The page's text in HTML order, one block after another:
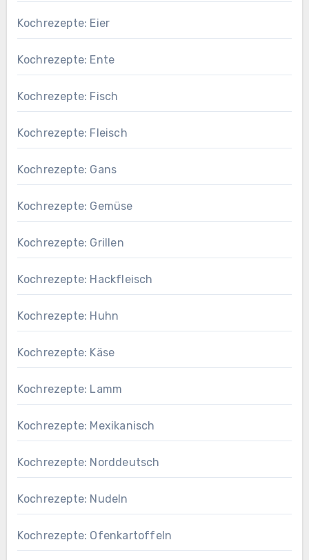
Kochrezepte: Eier
Kochrezepte: Ente
Kochrezepte: Fisch
Kochrezepte: Fleisch
Kochrezepte: Gans
Kochrezepte: Gemüse
Kochrezepte: Grillen
Kochrezepte: Hackfleisch
Kochrezepte: Huhn
Kochrezepte: Käse
Kochrezepte: Lamm
Kochrezepte: Mexikanisch
Kochrezepte: Norddeutsch
Kochrezepte: Nudeln
Kochrezepte: Ofenkartoffeln